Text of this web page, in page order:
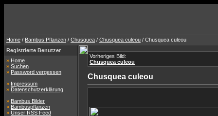
Home / Bambus Pflanzen / Chusquea / Chusquea culeou / Chusquea culeou
Registrierte Benutzer
» Home
» Suchen
» Password vergessen
» Impressum
» Datenschutzerklärung
» Bambus Bilder
» Bambuspflanzen
» Unser RSS Feed
Vorheriges Bild:
Chusquea culeou
Chusquea culeou